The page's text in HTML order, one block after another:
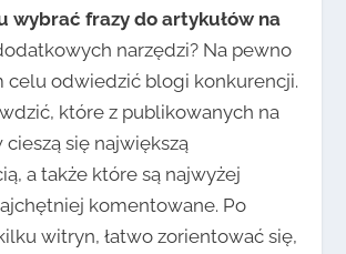
wybrać frazy do artykułów na
narzędzi? Na pewno
celu odwiedzić blogi konkurencji.
które z publikowanych na
się największą
a także które są najwyżej
komentowane. Po
witryn, łatwo zorientować się,